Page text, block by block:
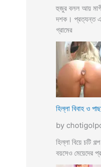
হুজুর বলল আয়
দশক। প্রত্যন্ত
গ্রামের
হিল্লা বিবাহ ও
by
হিল্লা বিয়ে চটি
বয়সেও মেয়েদের